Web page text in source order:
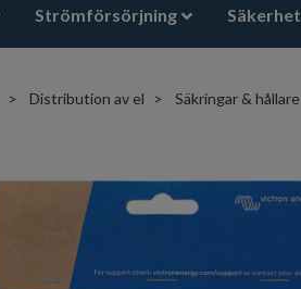
Strömförsörjning Säkerhet
Distribution av el Säkringar & hållare